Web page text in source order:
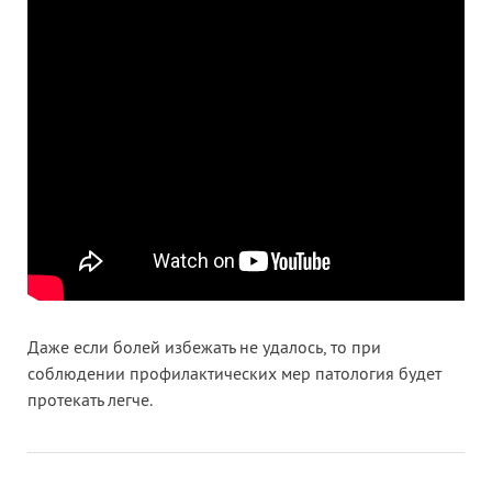
Даже если болей избежать не удалось, то при
соблюдении профилактических мер патология будет
протекать легче.